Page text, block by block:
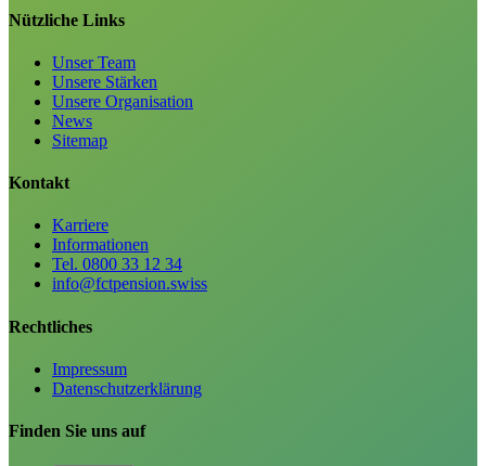
Nützliche Links
Unser Team
Unsere Stärken
Unsere Organisation
News
Sitemap
Kontakt
Karriere
Informationen
Tel. 0800 33 12 34
info@fctpension.swiss
Rechtliches
Impressum
Datenschutzerklärung
Finden Sie uns auf